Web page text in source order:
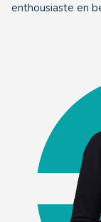
enthousiaste en